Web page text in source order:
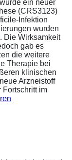
ein neuer
(CRS3123)
Infektion
wurden
Die Wirksamkeit
gab es
die weitere
Therapie bei
klinischen
Arzneistoff
Fortschritt im